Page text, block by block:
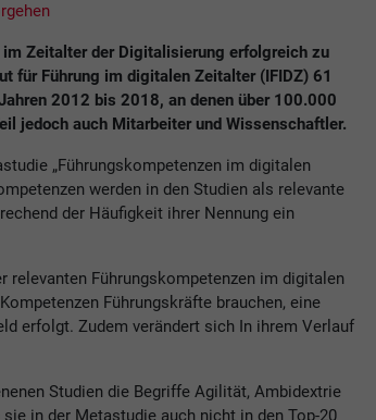
im Zeitalter der Digitalisierung erfolgreich zu
für Führung im digitalen Zeitalter (IFIDZ) 61
2012 bis 2018, an denen über 100.000
jedoch auch Mitarbeiter und Wissenschaftler.
„Führungskompetenzen im digitalen
werden in den Studien als relevante
der Häufigkeit ihrer Nennung ein
relevanten Führungskompetenzen im digitalen
Führungskräfte brauchen, eine
erfolgt. Zudem verändert sich In ihrem Verlauf
Studien die Begriffe Agilität, Ambidextrie
in der Metastudie auch nicht in den Top-20